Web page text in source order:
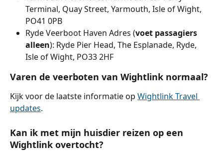
Terminal, Quay Street, Yarmouth, Isle of Wight,
PO41 0PB
Ryde Veerboot Haven Adres (voet passagiers
alleen): Ryde Pier Head, The Esplanade, Ryde,
Isle of Wight, PO33 2HF
Varen de veerboten van Wightlink normaal?
Kijk voor de laatste informatie op Wightlink Travel
updates.
Kan ik met mijn huisdier reizen op een
Wightlink overtocht?